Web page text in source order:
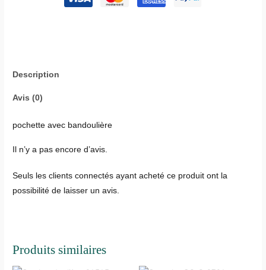
Description
Avis (0)
pochette avec bandoulière
Il n’y a pas encore d’avis.
Seuls les clients connectés ayant acheté ce produit ont la
possibilité de laisser un avis.
Produits similaires